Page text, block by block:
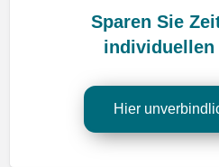
Sparen Sie
individuellen
Hier